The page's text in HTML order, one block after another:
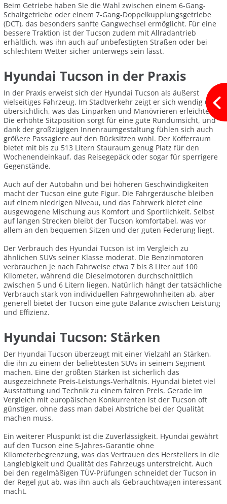
Beim Getriebe haben Sie die Wahl zwischen einem 6-Gang-
Schaltgetriebe oder einem 7-Gang-Doppelkupplungsgetriebe
(DCT), das besonders sanfte Gangwechsel ermöglicht. Für eine
bessere Traktion ist der Tucson zudem mit Allradantrieb
erhältlich, was ihn auch auf unbefestigten Straßen oder bei
schlechtem Wetter sicher unterwegs sein lässt.
Hyundai Tucson in der Praxis
In der Praxis erweist sich der Hyundai Tucson als äußerst
vielseitiges Fahrzeug. Im Stadtverkehr zeigt er sich wendig und
übersichtlich, was das Einparken und Manövrieren erleichtert.
Die erhöhte Sitzposition sorgt für eine gute Rundumsicht, und
dank der großzügigen Innenraumgestaltung fühlen sich auch
größere Passagiere auf den Rücksitzen wohl. Der Kofferraum
bietet mit bis zu 513 Litern Stauraum genug Platz für den
Wochenendeinkauf, das Reisegepäck oder sogar für sperrigere
Gegenstände.
Auch auf der Autobahn und bei höheren Geschwindigkeiten
macht der Tucson eine gute Figur. Die Fahrgeräusche bleiben
auf einem niedrigen Niveau, und das Fahrwerk bietet eine
ausgewogene Mischung aus Komfort und Sportlichkeit. Selbst
auf langen Strecken bleibt der Tucson komfortabel, was vor
allem an den bequemen Sitzen und der guten Federung liegt.
Der Verbrauch des Hyundai Tucson ist im Vergleich zu
ähnlichen SUVs seiner Klasse moderat. Die Benzinmotoren
verbrauchen je nach Fahrweise etwa 7 bis 8 Liter auf 100
Kilometer, während die Dieselmotoren durchschnittlich
zwischen 5 und 6 Litern liegen. Natürlich hängt der tatsächliche
Verbrauch stark von individuellen Fahrgewohnheiten ab, aber
generell bietet der Tucson eine gute Balance zwischen Leistung
und Effizienz.
Hyundai Tucson: Stärken
Der Hyundai Tucson überzeugt mit einer Vielzahl an Stärken,
die ihn zu einem der beliebtesten SUVs in seinem Segment
machen. Eine der größten Stärken ist sicherlich das
ausgezeichnete Preis-Leistungs-Verhältnis. Hyundai bietet viel
Ausstattung und Technik zu einem fairen Preis. Gerade im
Vergleich mit europäischen Konkurrenten ist der Tucson oft
günstiger, ohne dass man dabei Abstriche bei der Qualität
machen muss.
Ein weiterer Pluspunkt ist die Zuverlässigkeit. Hyundai gewährt
auf den Tucson eine 5-Jahres-Garantie ohne
Kilometerbegrenzung, was das Vertrauen des Herstellers in die
Langlebigkeit und Qualität des Fahrzeugs unterstreicht. Auch
bei den regelmäßigen TÜV-Prüfungen schneidet der Tucson in
der Regel gut ab, was ihn auch als Gebrauchtwagen interessant
macht.